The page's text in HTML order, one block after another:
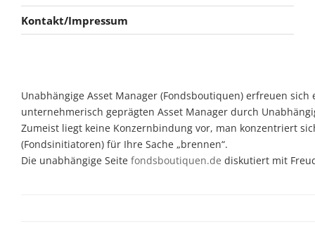
Kontakt/Impressum
Unabhängige Asset Manager (Fondsboutiquen) erfreuen
unternehmerisch geprägten Asset Manager durch
Zumeist liegt keine Konzernbindung vor, man konzentriert
(Fondsinitiatoren) für Ihre Sache „brennen“.
Die unabhängige Seite fondsboutiquen.de diskutiert mit